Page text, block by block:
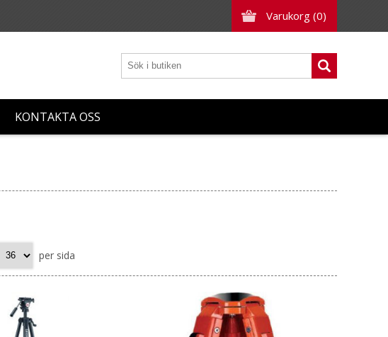
Varukorg (0)
KONTAKTA OSS
per sida